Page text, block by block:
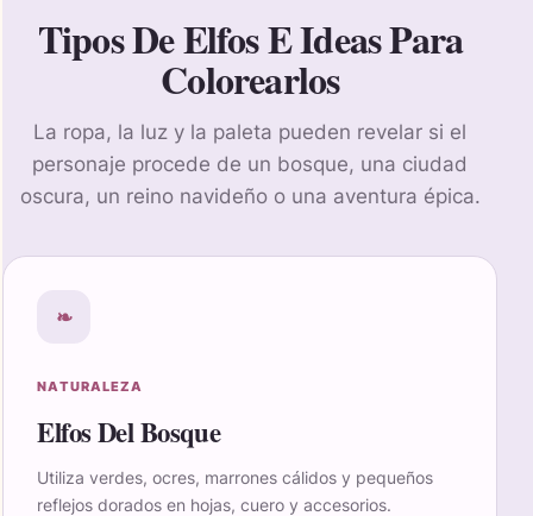
Tipos De Elfos E Ideas Para
Colorearlos
La ropa, la luz y la paleta pueden revelar si el
personaje procede de un bosque, una ciudad
oscura, un reino navideño o una aventura épica.
❧
NATURALEZA
Elfos Del Bosque
Utiliza verdes, ocres, marrones cálidos y pequeños
reflejos dorados en hojas, cuero y accesorios.